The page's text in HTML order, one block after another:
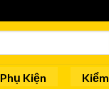
Phụ Kiện